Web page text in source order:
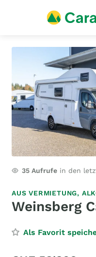
35 Aufrufe in den
AUS VERMIETUNG,
Weinsberg
Als Favorit